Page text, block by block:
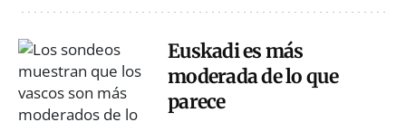
Euskadi es más
moderada de lo que
parece